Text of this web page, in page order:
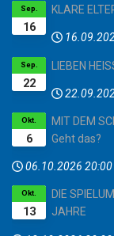
16
Sep. KLARE
22
Sep. LIEBEN
6
Okt.
MIT DEM
Geht das?
06.10.2026 20:00
13
Okt.
DIE
JAHRE